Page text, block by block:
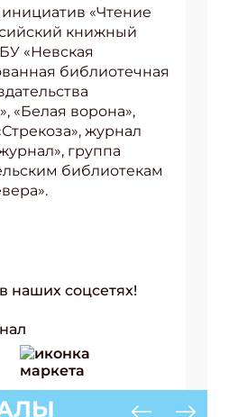
инициатив «Чтение
книжный
«Невская
библиотечная
«Белая ворона»,
журнал
группа
библиотекам
наших соцсетях!